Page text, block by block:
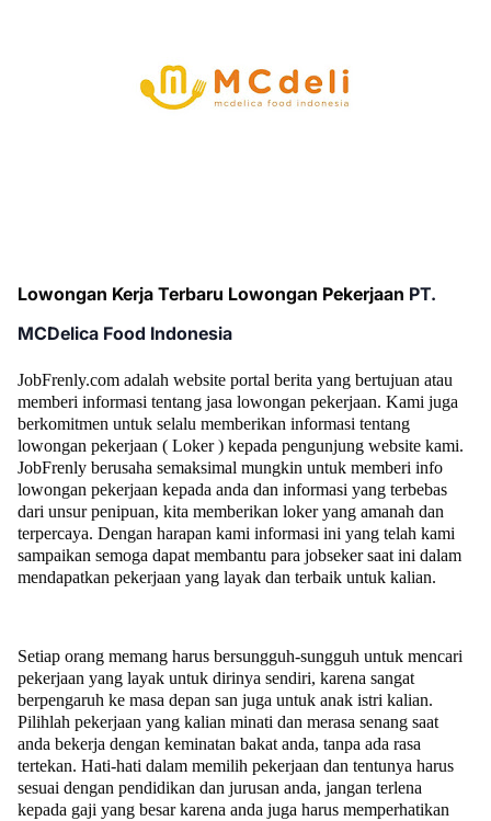
Lowongan Kerja Terbaru Lowongan Pekerjaan PT.
MCDelica Food Indоnеѕіа
JobFrenly.com adalah website portal berita yang bertujuan atau
memberi informasi tentang jasa lowongan pekerjaan. Kami juga
berkomitmen untuk selalu memberikan informasi tentang
lowongan pekerjaan ( Loker ) kepada pengunjung website kami.
JobFrenly berusaha semaksimal mungkin untuk memberi info
lowongan pekerjaan kepada anda dan informasi yang terbebas
dari unsur penipuan, kita memberikan loker yang amanah dan
terpercaya. Dengan harapan kami informasi ini yang telah kami
sampaikan semoga dapat membantu para jobseker saat ini dalam
mendapatkan pekerjaan yang layak dan terbaik untuk kalian.
Setiap orang memang harus bersungguh-sungguh untuk mencari
pekerjaan yang layak untuk dirinya sendiri, karena sangat
berpengaruh ke masa depan san juga untuk anak istri kalian.
Pilihlah pekerjaan yang kalian minati dan merasa senang saat
anda bekerja dengan keminatan bakat anda, tanpa ada rasa
tertekan. Hati-hati dalam memilih pekerjaan dan tentunya harus
sesuai dengan pendidikan dan jurusan anda, jangan terlena
kepada gaji yang besar karena anda juga harus memperhatikan